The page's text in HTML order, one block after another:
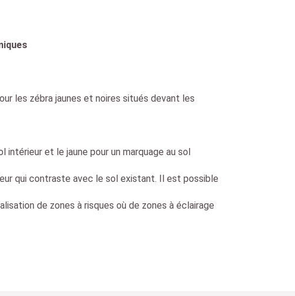
les zébra jaunes et noires situés devant les
et le jaune pour un marquage au sol
qui contraste avec le sol existant. Il est possible
de zones à risques où de zones à éclairage